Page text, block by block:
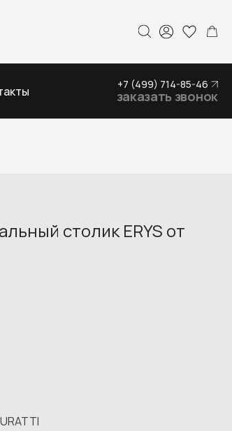
+7 (499) 714-85-46
заказать звонок
столик ERYS от